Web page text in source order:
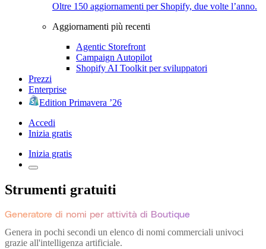
Oltre 150 aggiornamenti per Shopify, due volte l’anno.
Aggiornamenti più recenti
Agentic Storefront
Campaign Autopilot
Shopify AI Toolkit per sviluppatori
Prezzi
Enterprise
Edition Primavera ’26
Accedi
Inizia gratis
Inizia gratis
Strumenti gratuiti
Generatore di nomi per attività di Boutique
Genera in pochi secondi un elenco di nomi commerciali univoci
grazie all'intelligenza artificiale.